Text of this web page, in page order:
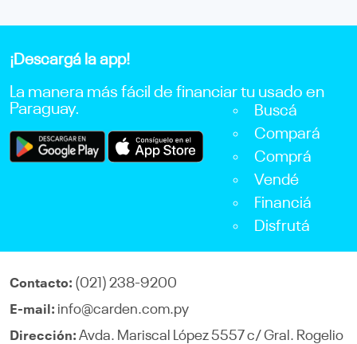
¡Descargá la app!
La manera más fácil de financiar tu usado en
Paraguay.
Buscá
Compará
Comprá
Vendé
Financiá
Disfrutá
Contacto: (021) 238-9200
E-mail: info@carden.com.py
Dirección: Avda. Mariscal López 5557 c/ Gral. Rogelio